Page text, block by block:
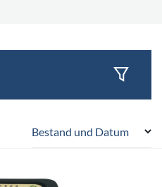
Bestand und Datum